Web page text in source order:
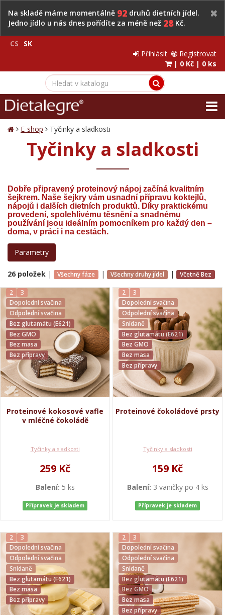
Na skladě máme momentálně 92 druhů dietních jídel.
Jedno jídlo u nás dnes pořídíte za méně než 28Kč.
CS
SK
Přihlásit
Registrovat
| 0 Kč | 0 ks
E-shop Tyčinky a sladkosti
Tyčinky a sladkosti
Dobře připravený proteinový nápoj začíná kvalitním
šejkrem. Naše šejkry vám usnadní přípravu koktejlů,
nápojů i dalších dietních produktů. Díky praktickému
provedení, spolehlivému těsnění a snadnému
používání jsou ideálním pomocníkem pro každý den –
doma, v práci i na cestách.
Parametry
26 položek | Všechny fáze | Všechny druhy jídel | Včetně Bez
2
3
Dopolední svačina
Odpolední svačina
Bez glutamátu (E621)
Bez GMO
Bez masa
Bez přípravy
Proteinové kokosové vafle
v mléčné čokoládě
Tyčinky a sladkosti
259 Kč
Balení: 5 ks
Přípravek je skladem
2
3
Dopolední svačina
Odpolední svačina
Snídaně
Bez glutamátu (E621)
Bez GMO
Bez masa
Bez přípravy
Proteinové čokoládové prsty
Tyčinky a sladkosti
159 Kč
Balení: 3 vaničky po 4 ks
Přípravek je skladem
2
3
Dopolední svačina
Odpolední svačina
Snídaně
Bez glutamátu (E621)
Bez masa
Bez přípravy
2
3
Dopolední svačina
Odpolední svačina
Snídaně
Bez glutamátu (E621)
Bez GMO
Bez masa
Bez přípravy